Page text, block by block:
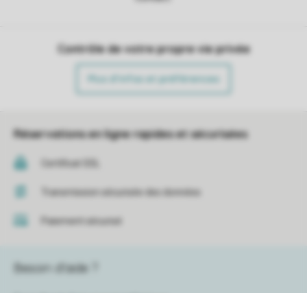
Contrôle de votre propre vie privée
Plus d’infos et préférences
Réservations en ligne rapides et sécurisées
Certificat SSL
Transmission sécurisée des données
Paiement sécurisé
Besoin d’aide ?